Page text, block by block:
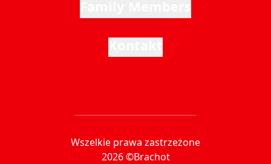
Wszelkie prawa zastrzeżone
2026 ©Brachot